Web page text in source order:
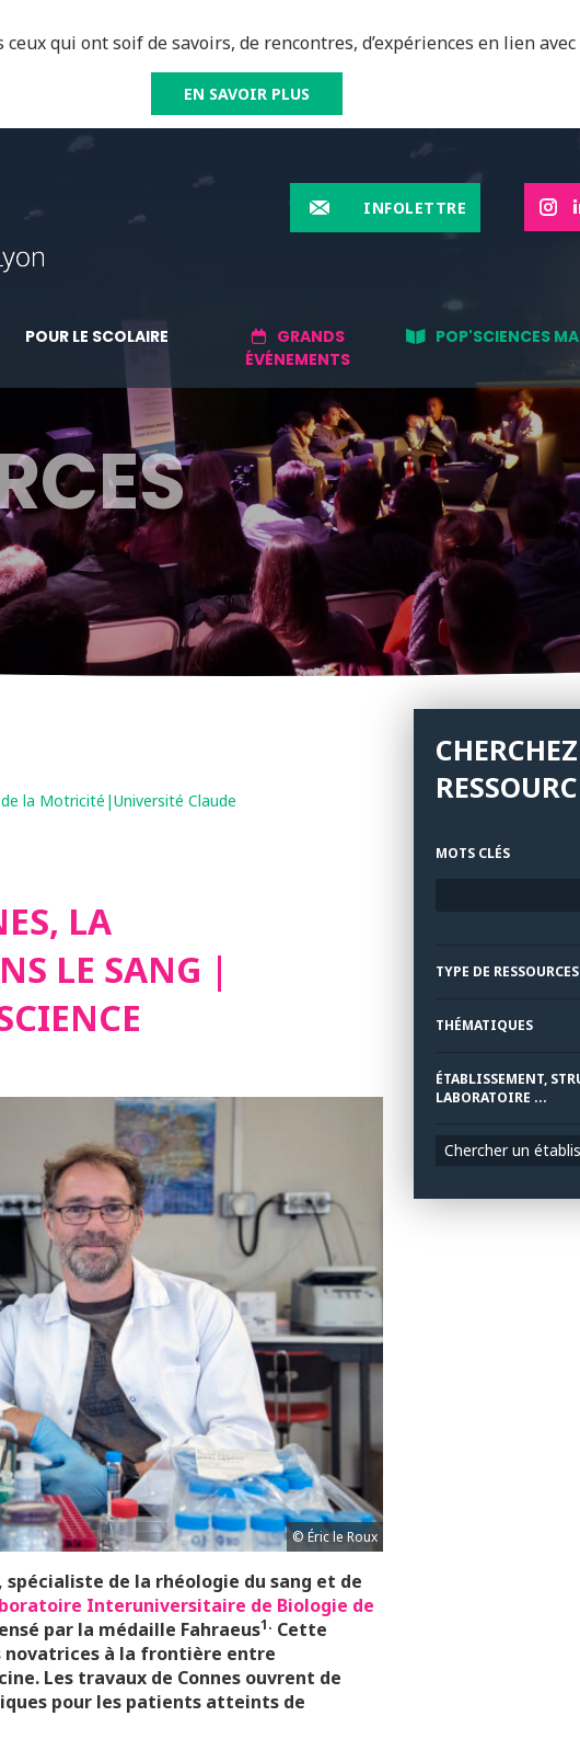
ceux qui ont soif de savoirs, de rencontres, d’expériences en lien avec
EN SAVOIR PLUS
INFOLETTRE
POUR LE SCOLAIRE
GRANDS
ÉVÉNEMENTS
POP'SCIENCES
la Motricité|Université Claude
LA
LE SANG |
© Éric le Roux
spécialiste de la rhéologie du sang et de
Interuniversitaire de Biologie de
par la médaille Fahraeus1. Cette
novatrices à la frontière entre
Les travaux de Connes ouvrent de
pour les patients atteints de
MOTS CLÉS
TYPE DE RESSOURCES
THÉMATIQUES
ÉTABLISSEMENT,
LABORATOIRE ...
Chercher un